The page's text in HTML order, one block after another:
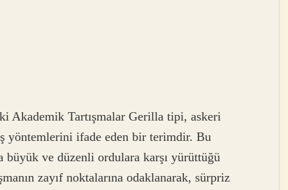
Akademik Tartışmalar Gerilla tipi, askeri
yöntemlerini ifade eden bir terimdir. Bu
ve düzenli ordulara karşı yürüttüğü
zayıf noktalarına odaklanarak, sürpriz